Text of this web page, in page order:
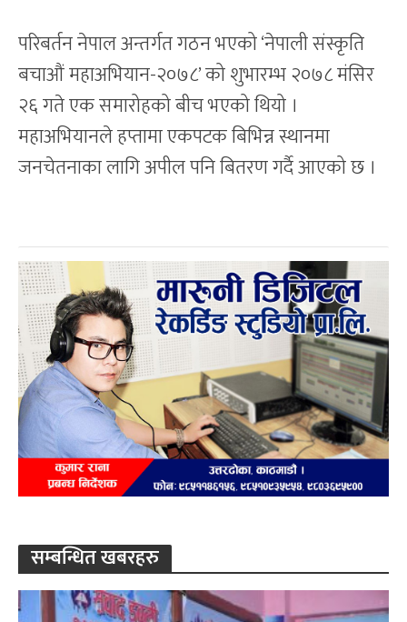
परिबर्तन नेपाल अन्तर्गत गठन भएको ‘नेपाली संस्कृति
बचाऔं महाअभियान-२०७८’ को शुभारम्भ २०७८ मंसिर
२६ गते एक समारोहको बीच भएको थियो ।
महाअभियानले हप्तामा एकपटक बिभिन्न स्थानमा
जनचेतनाका लागि अपील पनि बितरण गर्दै आएको छ ।
सम्बन्धित खबरहरु